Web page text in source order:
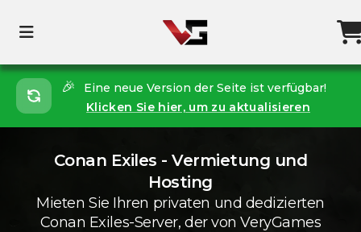
🎉
Eine neue Version der Seite ist verfügbar!
Klicken Sie hier, um zu aktualisieren
Conan Exiles - Vermietung und
Hosting
Mieten Sie Ihren privaten und dedizierten
Conan Exiles-Server, der von VeryGames